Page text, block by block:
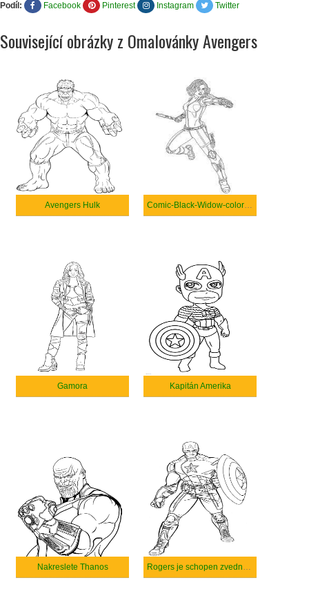
Podíl: Facebook Pinterest Instagram Twitter
Související obrázky z Omalovánky Avengers
Avengers Hulk Comic-Black-Widow-coloring
Gamora Kapitán Amerika
Nakreslete Thanos Rogers je schopen zvednout 5 tun a uběhnout míle za minutu.